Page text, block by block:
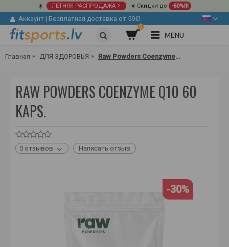
☀️ ЛЕТНЯЯ РАСПРОДАЖА ☀️ Скидки до -60%!!!
Аккаунт | Бесплатная доставка от 59€!
0
MENU
Главная ДЛЯ ЗДОРОВЬЯ Raw Powders Coenzyme Q10 60 kaps.
RAW POWDERS COENZYME Q10 60
KAPS.
0 отзывов Написать отзыв
-30%